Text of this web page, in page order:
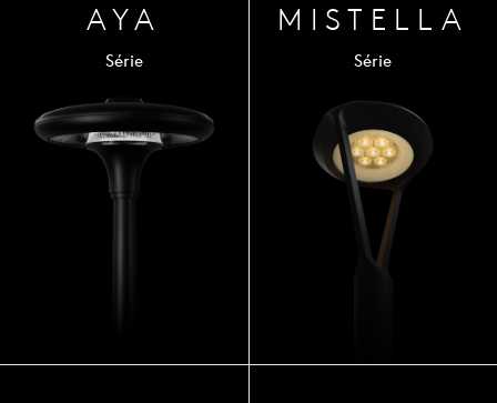
AYA
Série
MIST ELLA
Série